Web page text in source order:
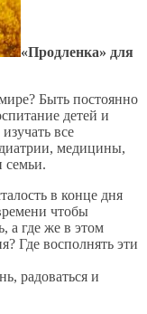
«Продленка» для
Быть постоянно
детей и
все
медицины,
семьи.
в конце дня
чтобы
а где же в этом
Где восполнять эти
радоваться и